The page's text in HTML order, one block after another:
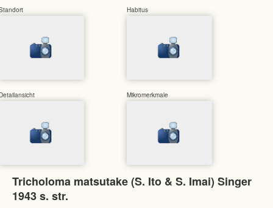
Habitus
Mikromerkmale
Tricholoma matsutake (S. Ito & S. Imai) Singer
1943 s. str.